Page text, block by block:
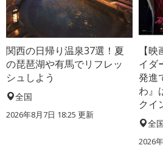
関西の日帰り温泉37選！夏
の琵琶湖や有馬でリフレッ
シュしよう
全国
2026年8月7日 18:25 更新
【
イダ
発進
わ』
クイ
全
2026